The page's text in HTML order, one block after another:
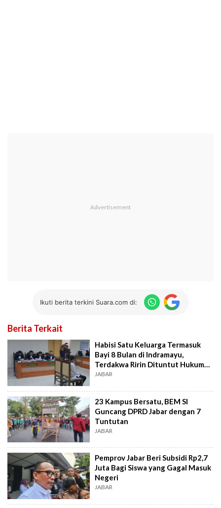
Ikuti berita terkini Suara.com di:
Berita Terkait
Habisi Satu Keluarga Termasuk
Bayi 8 Bulan di Indramayu,
Terdakwa Ririn Dituntut Hukuman
Mati
JABAR
23 Kampus Bersatu, BEM SI
Guncang DPRD Jabar dengan 7
Tuntutan
JABAR
Pemprov Jabar Beri Subsidi Rp2,7
Juta Bagi Siswa yang Gagal Masuk
Negeri
JABAR